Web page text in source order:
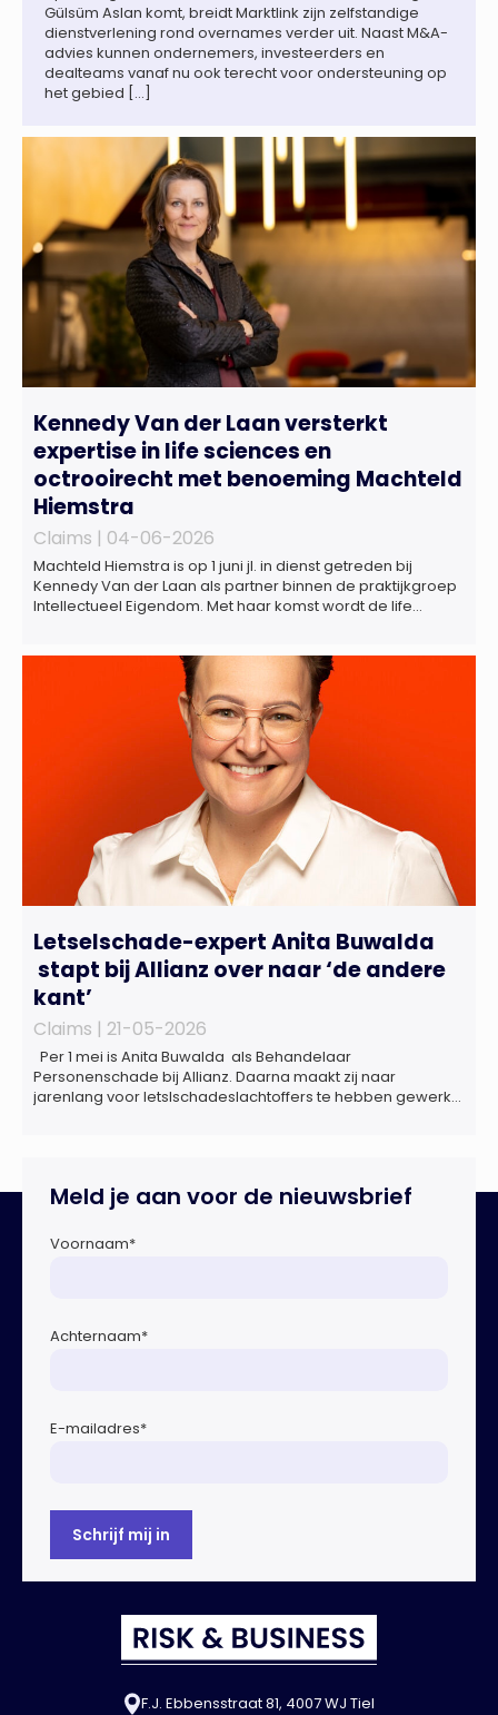
Gülsüm Aslan komt, breidt Marktlink zijn zelfstandige
dienstverlening rond overnames verder uit. Naast M&A-
advies kunnen ondernemers, investeerders en
dealteams vanaf nu ook terecht voor ondersteuning op
het gebied […]
Kennedy Van der Laan versterkt
expertise in life sciences en
octrooirecht met benoeming Machteld
Hiemstra
Claims | 04-06-2026
Machteld Hiemstra is op 1 juni jl. in dienst getreden bij
Kennedy Van der Laan als partner binnen de praktijkgroep
Intellectueel Eigendom. Met haar komst wordt de life
gespecialiseerd in nationale en internationale wet- en
regelgeving relevant voor de life sciences sector en de […]
Letselschade-expert Anita Buwalda
stapt bij Allianz over naar ‘de andere
kant’
Claims | 21-05-2026
Per 1 mei is Anita Buwalda als Behandelaar
Personenschade bij Allianz. Daarna maakt zij naar
jarenlang voor letslschadeslachtoffers te hebben gewerkt
Overtoom […]
Meld je aan voor de nieuwsbrief
Voornaam*
Achternaam*
E-mailadres*
F.J. Ebbensstraat 81, 4007 WJ Tiel